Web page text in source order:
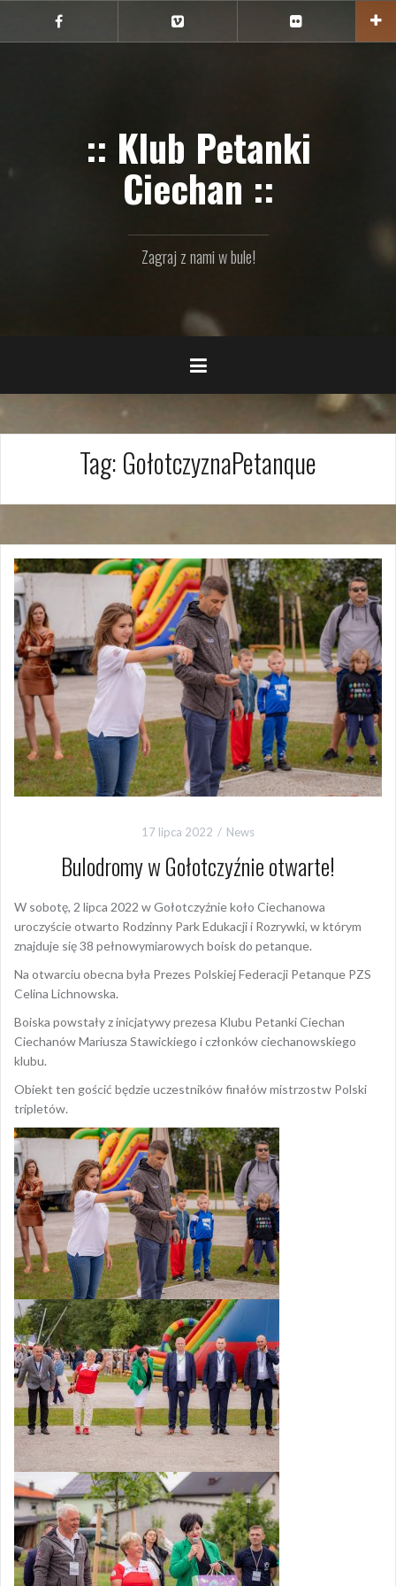
treści
Ciechan
na
na
na
:: Klub Petanki
Ciechan ::
Zagraj z nami w bule!
Tag: GołotczyznaPetanque
17 lipca 2022 News
Bulodromy w Gołotczyźnie otwarte!
W sobotę, 2 lipca 2022 w Gołotczyźnie koło Ciechanowa
uroczyście otwarto Rodzinny Park Edukacji i Rozrywki, w którym
znajduje się 38 pełnowymiarowych boisk do petanque.
Na otwarciu obecna była Prezes Polskiej Federacji Petanque PZS
Celina Lichnowska.
Boiska powstały z inicjatywy prezesa Klubu Petanki Ciechan
Ciechanów Mariusza Stawickiego i członków ciechanowskiego
klubu.
Obiekt ten gościć będzie uczestników finałów mistrzostw Polski
tripletów.